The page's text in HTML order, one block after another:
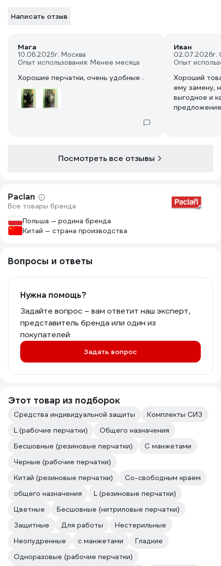
Написать отзыв
Мага
10.06.2025г. Москва
Опыт использования: Менее месяца
Хорошие перчатки, очень удобные .
Иван
02.07.2026г.
Опыт
Хороший
ему замену,
выгодное и
Посмотреть все отзывы
Paclan
Все товары бренда
Польша — родина бренда
Китай — страна производства
Вопросы и ответы
Нужна помощь?
Задайте вопрос – вам ответит наш эксперт,
представитель бренда или один из
покупателей
Задать вопрос
Этот товар из подборок
Средства индивидуальной защиты
Комплекты СИЗ
L (рабочие перчатки)
Общего назначения
Бесшовные (резиновые перчатки)
С манжетами
Черные (рабочие перчатки)
Китай (резиновые перчатки)
Со-свободным краем
общего назначения
L (резиновые перчатки)
Цветные
Бесшовные (нитриловые перчатки)
Защитные
Для работы
Нестерильные
Неопудренные
с манжетами
Гладкие
Одноразовые (рабочие перчатки)